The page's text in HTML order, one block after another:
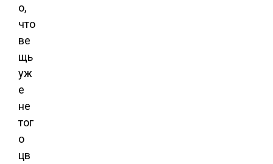
о,
что
ве
щь
уж
е
не
тог
о
цв